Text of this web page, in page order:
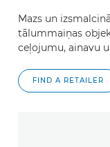
Mazs un
tālummaiņas
ceļojumu, ainavu
FIND A RETAILER